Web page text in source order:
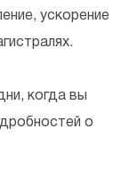
ускорение
когда вы
о